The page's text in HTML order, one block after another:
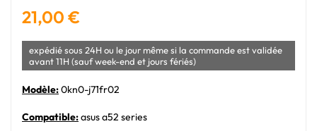
21,00 €
expédié sous 24H ou le jour même si la commande est validée
avant 11H (sauf week-end et jours fériés)
Modèle:0kn0-j71fr02
Compatible:asus a52 series